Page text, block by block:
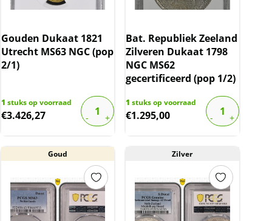
Gouden Dukaat 1821
Utrecht MS63 NGC (pop
2/1)
1 stuks op voorraad
€3.426,27
Bat. Republiek Zeeland
Zilveren Dukaat 1798
NGC MS62
gecertificeerd (pop 1/2)
1 stuks op voorraad
€1.295,00
Goud Zilver